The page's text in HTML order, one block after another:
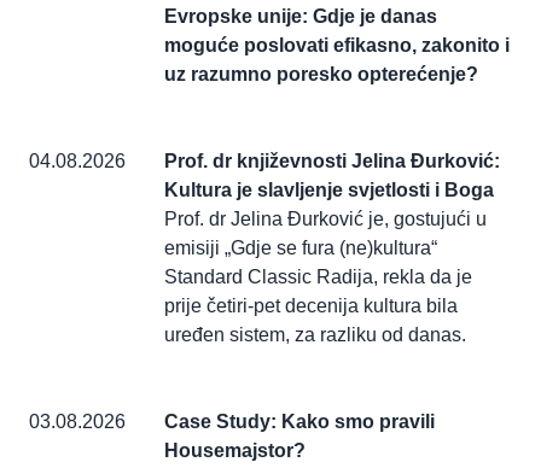
Evropske unije: Gdje je danas
moguće poslovati efikasno, zakonito i
uz razumno poresko opterećenje?
04.08.2026
Prof. dr književnosti Jelina Đurković:
Kultura je slavljenje svjetlosti i Boga
Prof. dr Jelina Đurković je, gostujući u
emisiji „Gdje se fura (ne)kultura“
Standard Classic Radija, rekla da je
prije četiri-pet decenija kultura bila
uređen sistem, za razliku od danas.
03.08.2026
Case Study: Kako smo pravili
Housemajstor?